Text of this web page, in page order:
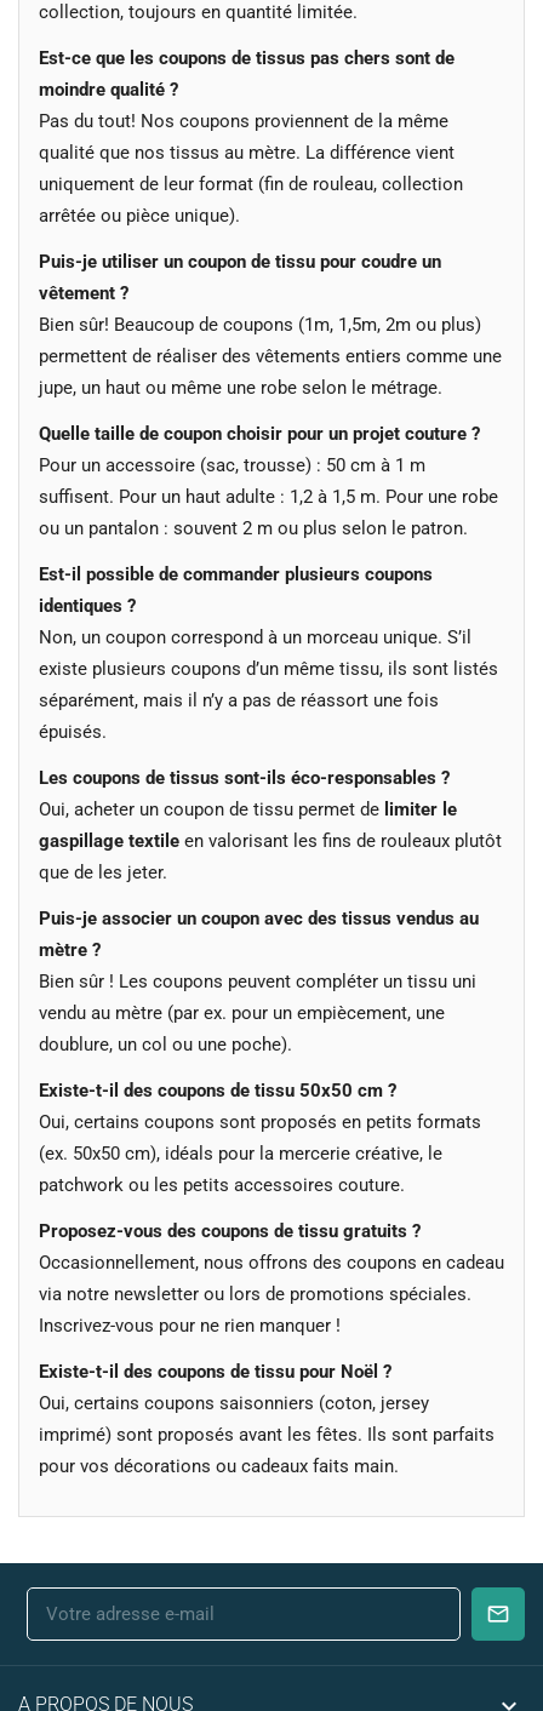
collection, toujours en quantité limitée.
Est-ce que les coupons de tissus pas chers sont de
moindre qualité ?
Pas du tout! Nos coupons proviennent de la même
qualité que nos tissus au mètre. La différence vient
uniquement de leur format (fin de rouleau, collection
arrêtée ou pièce unique).
Puis-je utiliser un coupon de tissu pour coudre un
vêtement ?
Bien sûr! Beaucoup de coupons (1m, 1,5m, 2m ou plus)
permettent de réaliser des vêtements entiers comme une
jupe, un haut ou même une robe selon le métrage.
Quelle taille de coupon choisir pour un projet couture ?
Pour un accessoire (sac, trousse) : 50 cm à 1 m
suffisent. Pour un haut adulte : 1,2 à 1,5 m. Pour une robe
ou un pantalon : souvent 2 m ou plus selon le patron.
Est-il possible de commander plusieurs coupons
identiques ?
Non, un coupon correspond à un morceau unique. S’il
existe plusieurs coupons d’un même tissu, ils sont listés
séparément, mais il n’y a pas de réassort une fois
épuisés.
Les coupons de tissus sont-ils éco-responsables ?
Oui, acheter un coupon de tissu permet de limiter le
gaspillage textile en valorisant les fins de rouleaux plutôt
que de les jeter.
Puis-je associer un coupon avec des tissus vendus au
mètre ?
Bien sûr ! Les coupons peuvent compléter un tissu uni
vendu au mètre (par ex. pour un empiècement, une
doublure, un col ou une poche).
Existe-t-il des coupons de tissu 50x50 cm ?
Oui, certains coupons sont proposés en petits formats
(ex. 50x50 cm), idéals pour la mercerie créative, le
patchwork ou les petits accessoires couture.
Proposez-vous des coupons de tissu gratuits ?
Occasionnellement, nous offrons des coupons en cadeau
via notre newsletter ou lors de promotions spéciales.
Inscrivez-vous pour ne rien manquer !
Existe-t-il des coupons de tissu pour Noël ?
Oui, certains coupons saisonniers (coton, jersey
imprimé) sont proposés avant les fêtes. Ils sont parfaits
pour vos décorations ou cadeaux faits main.
A PROPOS DE NOUS